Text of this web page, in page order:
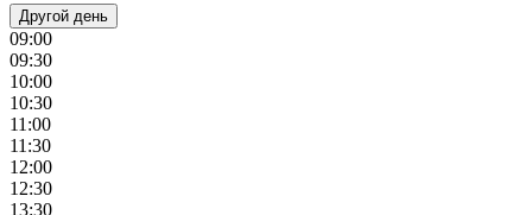
Другой день
09:00
09:30
10:00
10:30
11:00
11:30
12:00
12:30
13:30